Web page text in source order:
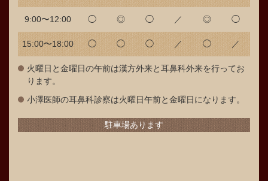
9:00〜12:00 ◯ ◎ ◯ ／ ◎ ◯
15:00〜18:00 ◯ ◯ ◯ ／ ◯ ／
火曜日と金曜日の午前は漢方外来と耳鼻科外来を行ってお
ります。
小澤医師の耳鼻科診察は火曜日午前と金曜日になります。
駐車場あります